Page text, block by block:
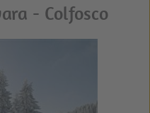
- Colfosco